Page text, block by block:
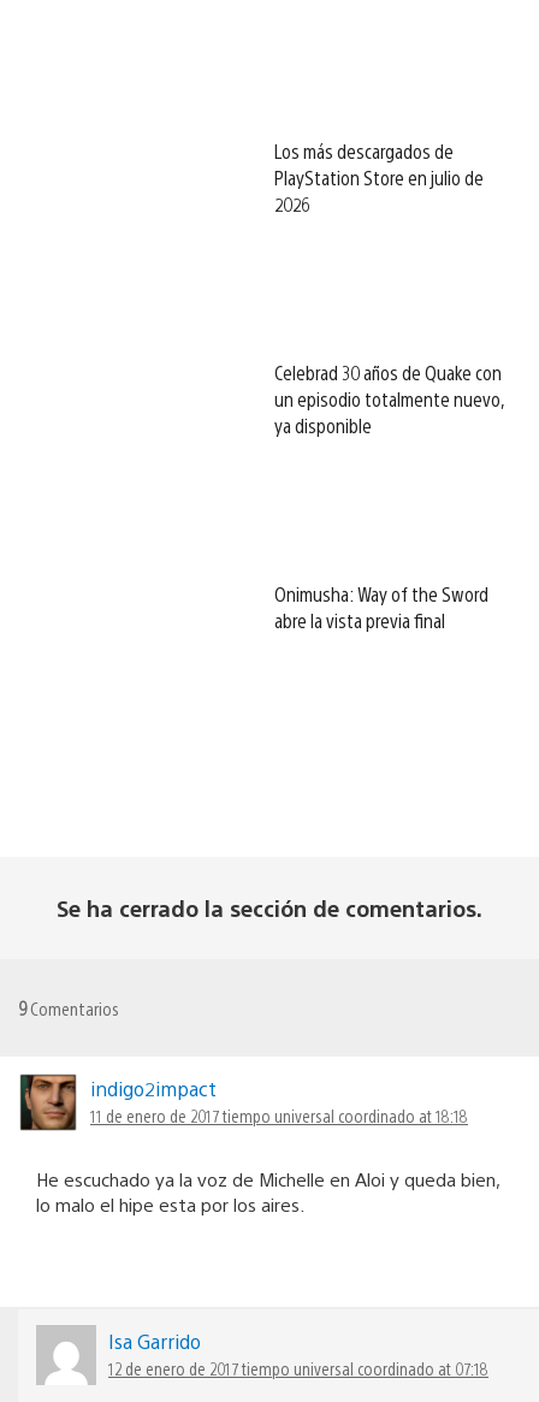
Los más descargados de
PlayStation Store en julio de
2026
Celebrad 30 años de Quake con
un episodio totalmente nuevo,
ya disponible
Onimusha: Way of the Sword
abre la vista previa final
Se ha cerrado la sección de comentarios.
9Comentarios
indigo2impact
11 de enero de 2017 tiempo universal coordinado at 18:18
He escuchado ya la voz de Michelle en Aloi y queda bien,
lo malo el hipe esta por los aires.
Isa Garrido
12 de enero de 2017 tiempo universal coordinado at 07:18